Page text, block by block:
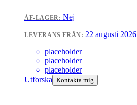
ÅF-LAGER: Nej
LEVERANS FRÅN: 22 augusti 2026
placeholder
placeholder
placeholder
Utforska Kontakta mig